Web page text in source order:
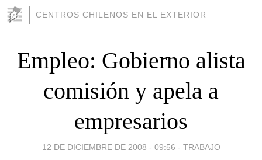
CENTROS CHILENOS EN EL EXTERIOR
Empleo: Gobierno alista
comisión y apela a
empresarios
12 DE DICIEMBRE DE 2008 - 09:56 - TRABAJO